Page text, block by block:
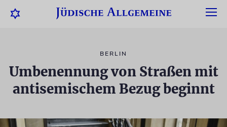
BERLIN
Umbenennung von Straßen mit
antisemischem Bezug beginnt